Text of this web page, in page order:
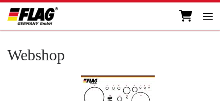
Zum Inhalt springen
Webshop